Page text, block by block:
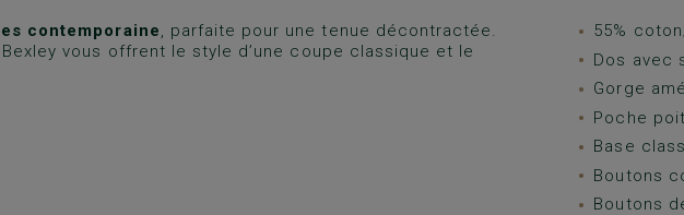
contemporaine, parfaite pour une tenue décontractée.
vous offrent le style d’une coupe classique et le
55%
Dos avec
Gorge
Poche
Base
Boutons
Boutons